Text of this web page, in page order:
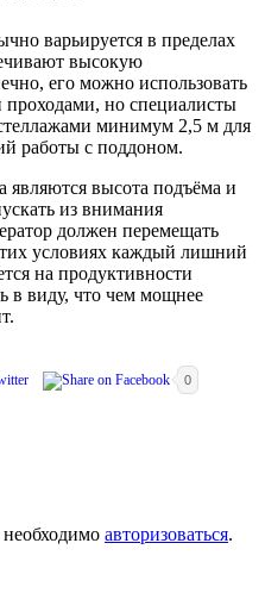
варьируется в пределах
высокую
его можно использовать
проходами, но специалисты
минимум 2,5 м для
работы с поддоном.
высота подъёма и
из внимания
должен перемещать
условиях каждый лишний
на продуктивности
в виду, что чем мощнее
0
авторизоваться.